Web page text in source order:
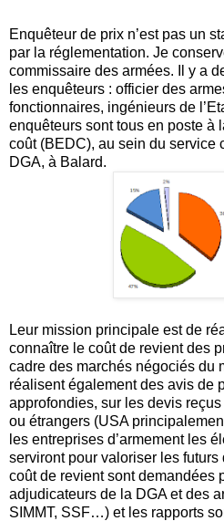
Enquêteur de prix n’est pas un
par la réglementation. Je
commissaire des armées. Il y a
les enquêteurs : officier des
fonctionnaires, ingénieurs de
enquêteurs sont tous en poste à
coût (BEDC), au sein du service
DGA, à Balard.
Leur mission principale est de
connaître le coût de revient des
cadre des marchés négociés du
réalisent également des avis de
approfondies, sur les devis
ou étrangers (USA
les entreprises d’armement les
serviront pour valoriser les
coût de revient sont demandées
adjudicateurs de la DGA et des
SIMMT, SSF…) et les rapports